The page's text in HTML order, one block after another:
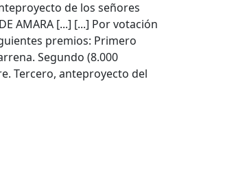
de los señores
AMARA [...] [...] Por votación
premios: Primero
Segundo (8.000
Tercero, anteproyecto del